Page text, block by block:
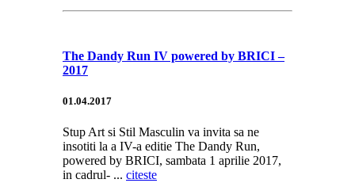
The Dandy Run IV powered by BRICI –
2017
01.04.2017
Stup Art si Stil Masculin va invita sa ne
insotiti la a IV-a editie The Dandy Run,
powered by BRICI, sambata 1 aprilie 2017,
in cadrul- ... citeste